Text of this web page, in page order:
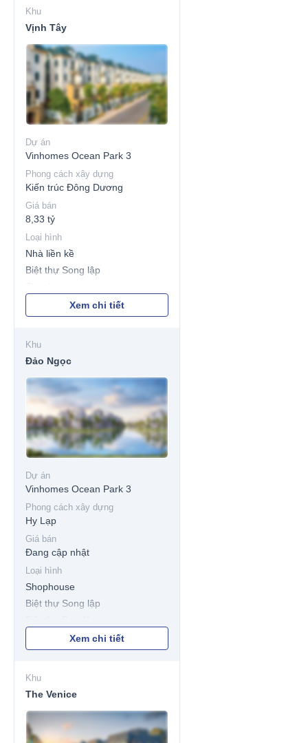
Khu
Vịnh Tây
Dự án
Vinhomes Ocean Park 3
Phong cách xây dựng
Kiến trúc Đông Dương
Giá bán
8,33 tỷ
Loại hình
Nhà liền kề
Biệt thự Song lập
Biệt thự đơn lậpXem chi tiết
Khu
Đảo Ngọc
Dự án
Vinhomes Ocean Park 3
Phong cách xây dựng
Hy Lạp
Giá bán
Đang cập nhật
Loại hình
Shophouse
Biệt thự Song lập
Xem chi tiết
Khu
The Venice